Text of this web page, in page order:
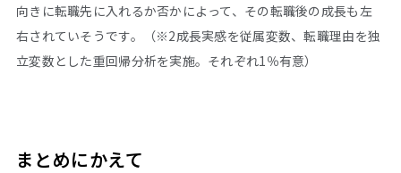
向きに転職先に入れるか否かによって、その転職後の成長も左
右されていそうです。（※2成長実感を従属変数、転職理由を独
立変数とした重回帰分析を実施。それぞれ1％有意）
まとめにかえて